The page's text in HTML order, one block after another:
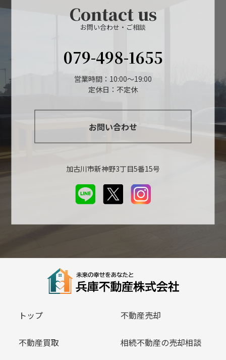
Contact us
お問い合わせ・ご相談
079-498-1655
営業時間：10:00～19:00
定休日：不定休
お問い合わせ
加古川市新神野3丁目5番15号
トップ 不動産売却
不動産買取 相続不動産の売却相談